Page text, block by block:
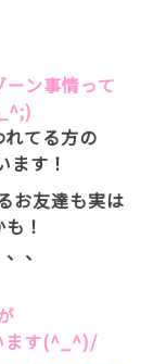
ン事情って
てる方の
ます！
お友達も実は
！
、
ます(^_^)/